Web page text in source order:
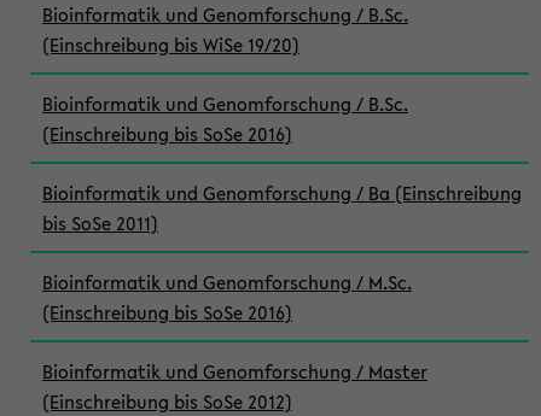
Bioinformatik und Genomforschung / B.Sc.
(Einschreibung bis WiSe 19/20)
Bioinformatik und Genomforschung / B.Sc.
(Einschreibung bis SoSe 2016)
Bioinformatik und Genomforschung / Ba (Einschreibung
bis SoSe 2011)
Bioinformatik und Genomforschung / M.Sc.
(Einschreibung bis SoSe 2016)
Bioinformatik und Genomforschung / Master
(Einschreibung bis SoSe 2012)